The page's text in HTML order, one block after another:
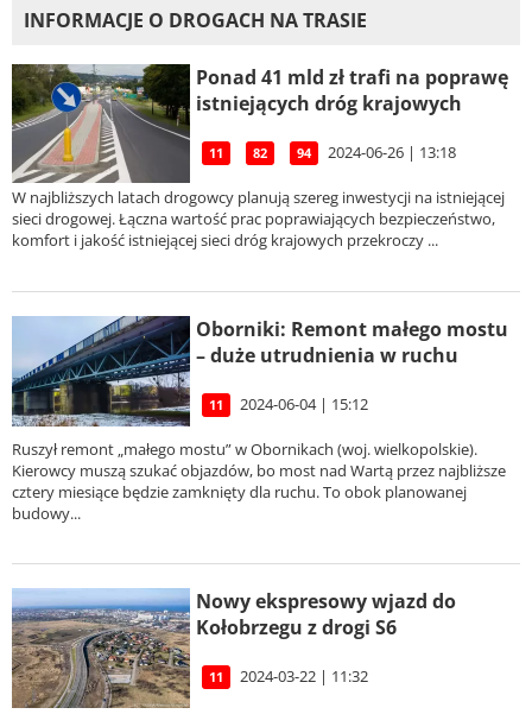
INFORMACJE O DROGACH NA TRASIE
Ponad 41 mld zł trafi na poprawę
istniejących dróg krajowych
11 82 94 2024-06-26 | 13:18
W najbliższych latach drogowcy planują szereg inwestycji na istniejącej
sieci drogowej. Łączna wartość prac poprawiających bezpieczeństwo,
komfort i jakość istniejącej sieci dróg krajowych przekroczy ...
Oborniki: Remont małego mostu
– duże utrudnienia w ruchu
11 2024-06-04 | 15:12
Ruszył remont „małego mostu” w Obornikach (woj. wielkopolskie).
Kierowcy muszą szukać objazdów, bo most nad Wartą przez najbliższe
cztery miesiące będzie zamknięty dla ruchu. To obok planowanej
budowy...
Nowy ekspresowy wjazd do
Kołobrzegu z drogi S6
11 2024-03-22 | 11:32